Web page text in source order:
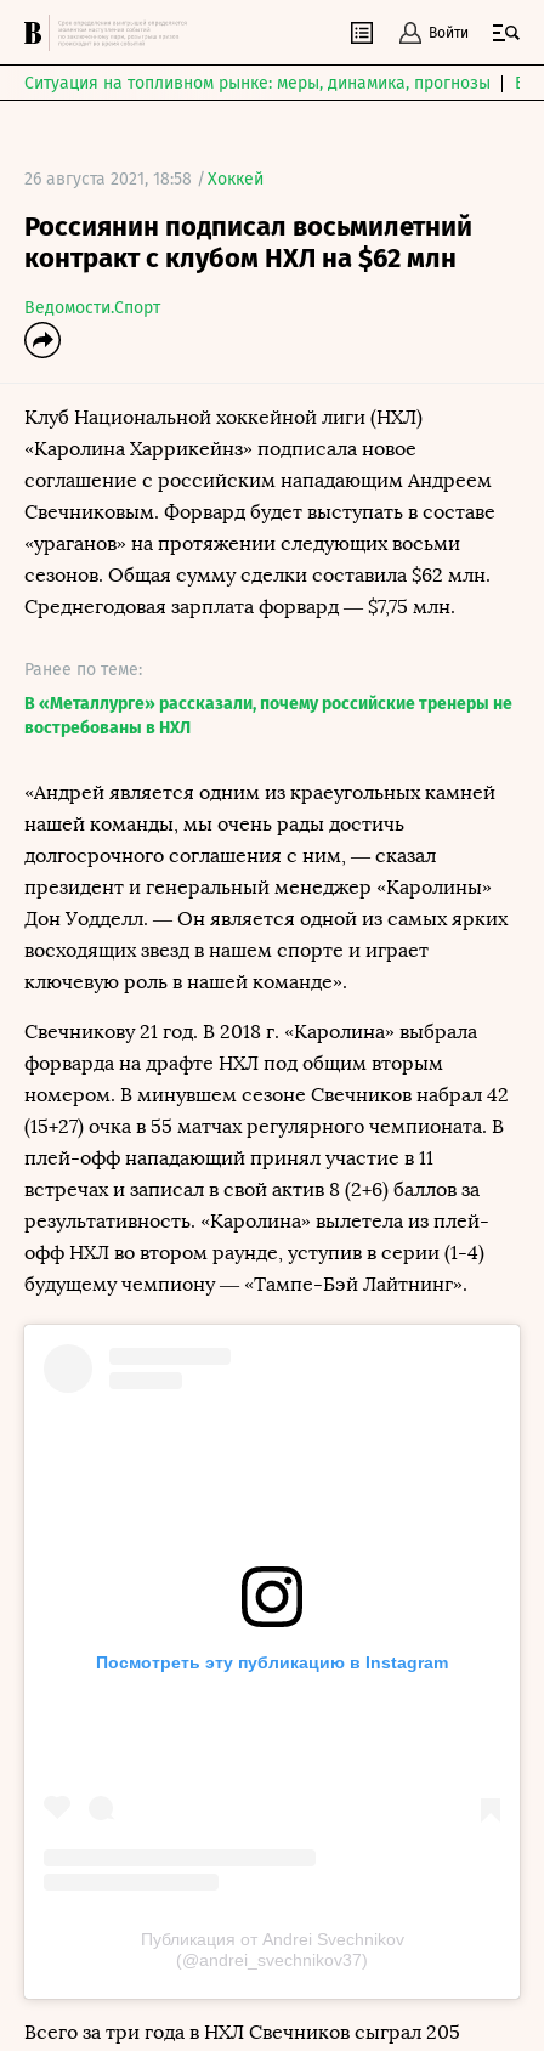
Войти
Ситуация на топливном рынке: меры, динамика, прогнозы
26 августа 2021, 18:58 /Хоккей
Россиянин подписал восьмилетний
контракт с клубом НХЛ на $62 млн
Ведомости.Спорт
Клуб Национальной хоккейной лиги (НХЛ)
«Каролина Харрикейнз» подписала новое
соглашение с российским нападающим Андреем
Свечниковым. Форвард будет выступать в составе
«ураганов» на протяжении следующих восьми
сезонов. Общая сумму сделки составила $62 млн.
Среднегодовая зарплата форвард — $7,75 млн.
Ранее по теме:
В «Металлурге» рассказали, почему российские тренеры не
востребованы в НХЛ
«Андрей является одним из краеугольных камней
нашей команды, мы очень рады достичь
долгосрочного соглашения с ним, — сказал
президент и генеральный менеджер «Каролины»
Дон Уодделл. — Он является одной из самых ярких
восходящих звезд в нашем спорте и играет
ключевую роль в нашей команде».
Свечникову 21 год. В 2018 г. «Каролина» выбрала
форварда на драфте НХЛ под общим вторым
номером. В минувшем сезоне Свечников набрал 42
(15+27) очка в 55 матчах регулярного чемпионата. В
плей-офф нападающий принял участие в 11
встречах и записал в свой актив 8 (2+6) баллов за
результативность. «Каролина» вылетела из плей-
офф НХЛ во втором раунде, уступив в серии (1-4)
будущему чемпиону — «Тампе-Бэй Лайтнинг».
Посмотреть эту публикацию в Instagram
Публикация от Andrei Svechnikov
(@andrei_svechnikov37)
Всего за три года в НХЛ Свечников сыграл 205